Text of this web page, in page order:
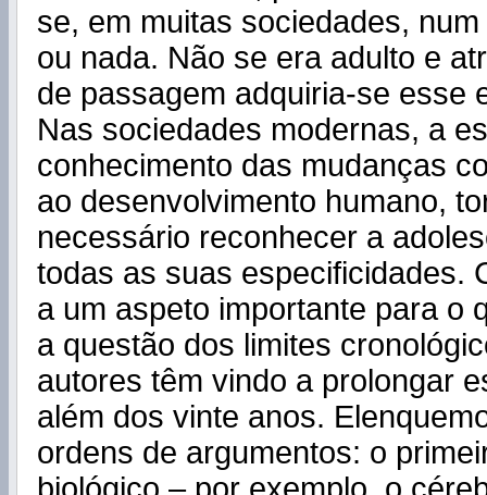
se, em muitas sociedades,
ou nada. Não se era adulto e
de passagem adquiria-se esse
Nas sociedades modernas, a
conhecimento das mudanças
ao desenvolvimento humano,
necessário reconhecer a
todas as suas especificidades.
a um aspeto importante para o
a questão dos limites
autores têm vindo a prolongar
além dos vinte anos.
ordens de argumentos: o